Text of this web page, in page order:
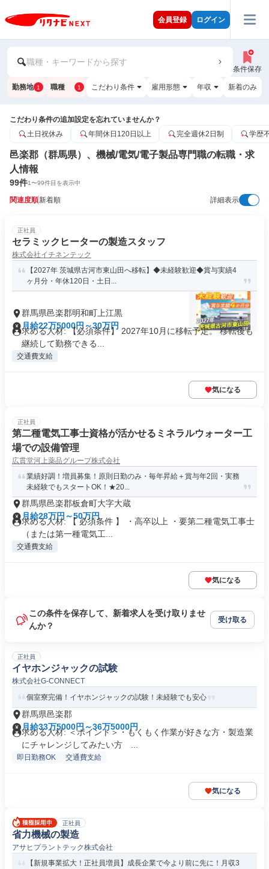
会員登録 ログイン
職種・キーワードから探す
条件保存
勤務地 1 職種 1 こだわり条件 雇用形態 年収 新着のみ
こだわり条件の追加設定を忘れていませんか？
土日祝休み
年間休日120日以上 完全週休2日制 学歴
邑楽郡（群馬県）、機械/電気/電子製品専門職の転職・求
人情報
99件1〜99件目を表示中
関連度順新着順 詳細表示
正社員
セラミックヒーターの製造スタッフ
株式会社イチネンテック
【2027年 茨城県古河市東山田へ移転】◆未経験歓迎◆賞与実績4
ヶ月分・年休120日・土日...
群馬県邑楽郡明和町上江黒
月給22万5000円～30万円
求める人材: 【必須条件】 2027年10月に移転予定。 移転後も
継続して勤務できる...
交通費支給
気になる
正社員
第二種電気工事士資格が活かせるミネラルウォーター工
場での設備管理
広貫堂河上薬品グループ株式会社
業績好調！増員募集！原則日勤のみ・毎年昇給＋賞与年2回・実務
未経験でもスタートOK！★20...
群馬県邑楽郡板倉町大字大蔵
月給28万円～50万円
求める人材: 【 必須条件 】 ・高卒以上 ・要第二種電気工事士
（または第一種電気工...
交通費支給
気になる
この条件を保存して、新着求人を受け取りませ
んか？
受け取る
正社員
イヤホンジャックの試験
株式会社G‐CONNECT
個室寮完備！イヤホンジャックの試験！未経験でも安心
群馬県邑楽郡
月給33万5000円～36万5000円
求める人材: ＜ポイント＞・もくもく作業が好きな方・製造業
にチャレンジしてみたい方 ...
即日勤務OK 交通費支給
気になる
正社員
省力機械の製造
アサヒプラントテック株式会社
【新規事業拡大！正社員増員】成長企業で今より前に先に！月収3